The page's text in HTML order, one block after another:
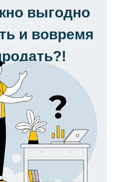
выгодно
и вовремя